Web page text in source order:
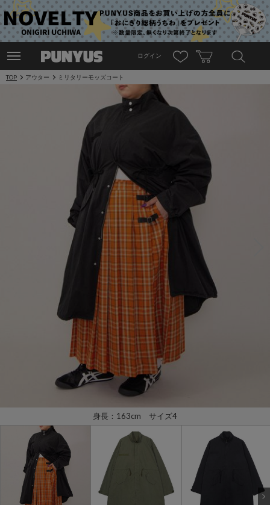
ログイン
TOP アウター ミリタリーモッズコート
身長：163cm サイズ4